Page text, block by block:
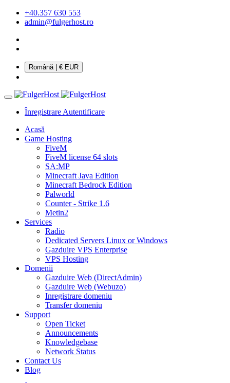
+40.357 630 553
admin@fulgerhost.ro
Română| € EUR
Înregistrare Autentificare
Acasă
Game Hosting
FiveM
FiveM license 64 slots
SA:MP
Minecraft Java Edition
Minecraft Bedrock Edition
Palworld
Counter - Strike 1.6
Metin2
Services
Radio
Dedicated Servers Linux or Windows
Gazduire VPS Enterprise
VPS Hosting
Domenii
Gazduire Web (DirectAdmin)
Gazduire Web (Webuzo)
Inregistrare domeniu
Transfer domeniu
Support
Open Ticket
Announcements
Knowledgebase
Network Status
Contact Us
Blog